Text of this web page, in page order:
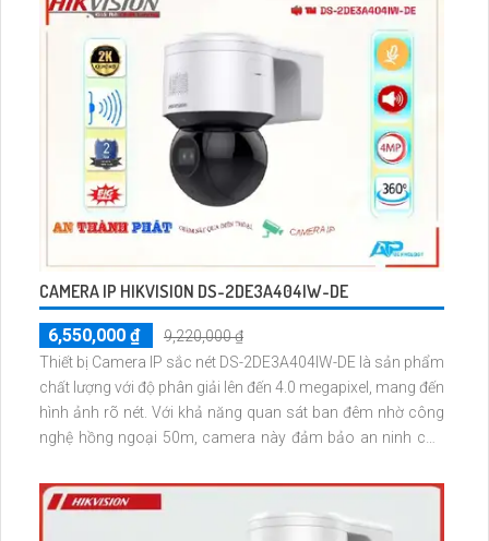
CAMERA IP HIKVISION DS-2DE3A404IW-DE
6,550,000 ₫
9,220,000 ₫
Thiết bị Camera IP sắc nét DS-2DE3A404IW-DE là sản phẩm
chất lượng với độ phân giải lên đến 4.0 megapixel, mang đến
hình ảnh rõ nét. Với khả năng quan sát ban đêm nhờ công
nghệ hồng ngoại 50m, camera này đảm bảo an ninh cho